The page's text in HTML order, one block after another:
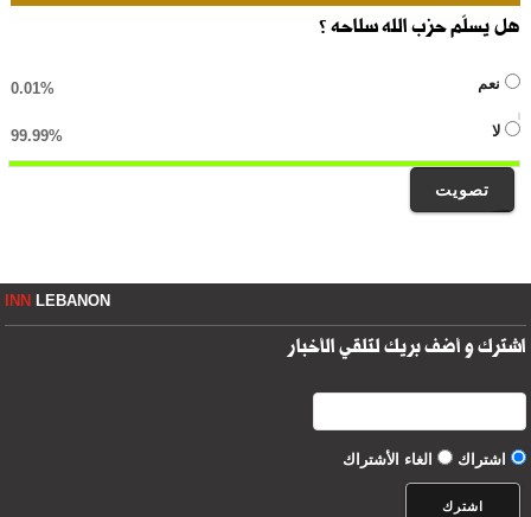
هل يسلّم حزب الله سلاحه ؟
نعم 0.01%
لا 99.99%
تصويت
INNLEBANON
اشترك و أضف بريك لتلقي الأخبار
اشتراك الغاء الأشتراك